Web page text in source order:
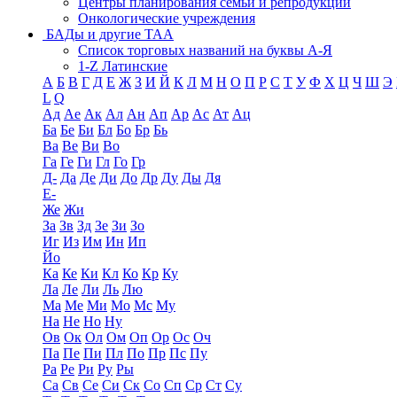
Онкологические учреждения
БАДы и другие ТАА
Список торговых названий на буквы А-Я
1-Z Латинские
А Б В Г Д Е Ж З И Й К Л М Н О П Р С Т У Ф Х Ц Ч Ш Э
L Q
Ад Ае Ак Ал Ан Ап Ар Ас Ат Ац
Ба Бе Би Бл Бо Бр Бь
Ва Ве Ви Во
Га Ге Ги Гл Го Гр
Д- Да Де Ди До Др Ду Ды Дя
Е-
Же Жи
За Зв Зд Зе Зи Зо
Иг Из Им Ин Ип
Йо
Ка Ке Ки Кл Ко Кр Ку
Ла Ле Ли Ль Лю
Ма Ме Ми Мо Мс Му
На Не Но Ну
Ов Ок Ол Ом Оп Ор Ос Оч
Па Пе Пи Пл По Пр Пс Пу
Ра Ре Ри Ру Ры
Са Св Се Си Ск Со Сп Ср Ст Су